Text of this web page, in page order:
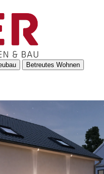
Betreutes Wohnen